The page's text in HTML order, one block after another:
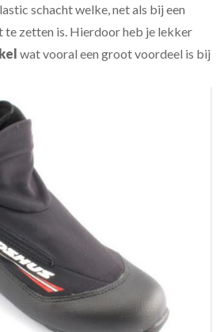
schacht welke, net als bij een
te zetten is. Hierdoor heb je lekker
wat vooral een groot voordeel is bij